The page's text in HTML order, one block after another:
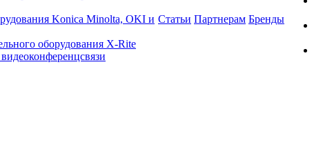
Konica Minolta, OKI и
оборудования X-Rite
Статьи Партнерам Бренды